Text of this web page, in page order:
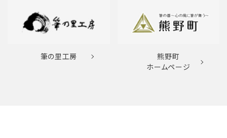
筆の里工房
熊野町
ホームページ